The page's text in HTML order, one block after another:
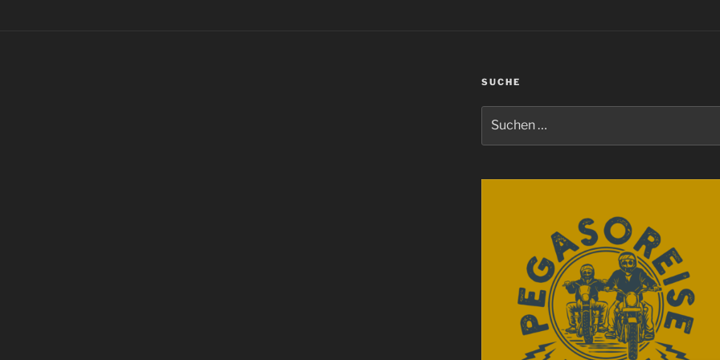
SUCHE
nach: